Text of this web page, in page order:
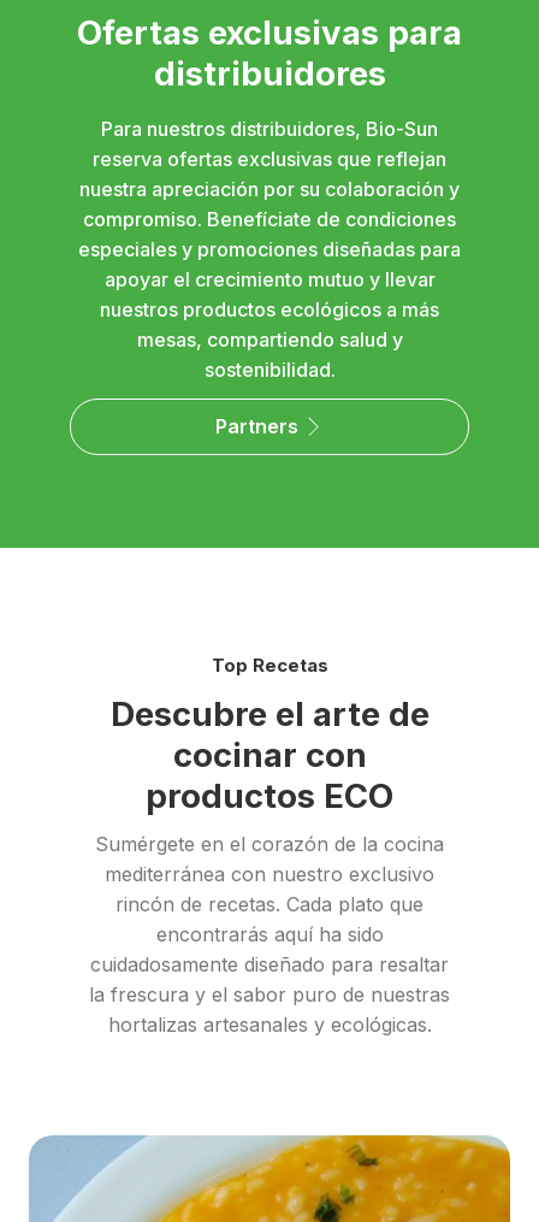
Ofertas exclusivas para
distribuidores
Para nuestros distribuidores, Bio-Sun
reserva ofertas exclusivas que reflejan
nuestra apreciación por su colaboración y
compromiso. Benefíciate de condiciones
especiales y promociones diseñadas para
apoyar el crecimiento mutuo y llevar
nuestros productos ecológicos a más
mesas, compartiendo salud y
sostenibilidad.
Partners
Top Recetas
Descubre el arte de
cocinar con
productos ECO
Sumérgete en el corazón de la cocina
mediterránea con nuestro exclusivo
rincón de recetas. Cada plato que
encontrarás aquí ha sido
cuidadosamente diseñado para resaltar
la frescura y el sabor puro de nuestras
hortalizas artesanales y ecológicas.